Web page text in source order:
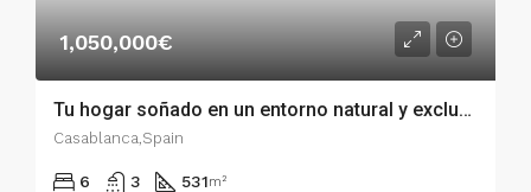
1,050,000€
Tu hogar soñado en un entorno natural y exclusivo ?? – 51350
Casablanca,Spain
6 3 531m²